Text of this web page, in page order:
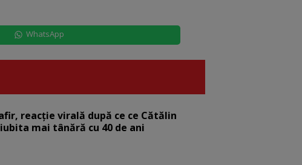
WhatsApp
reacție virală după ce ce Cătălin
mai tânără cu 40 de ani